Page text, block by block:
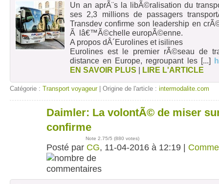
Un an aprÃ¨s la libÃ©ralisation du
ses 2,3 millions de passagers
Transdev confirme son leadership en
Ã lâ€™Ã©chelle europÃ©enne.
A propos dÂ´Eurolines et isilines
Eurolines est le premier rÃ©seau de
distance en Europe, regroupant les[...]
EN SAVOIR PLUS | LIRE L'ARTICLE
Catégorie : Transport voyageur| Origine de l'article : intermodalite.com
Daimler: La volontÃ© de miser
confirme
Note 2.75/5 (880 votes)
Posté par CG, 11-04-2016 à 12:19 |